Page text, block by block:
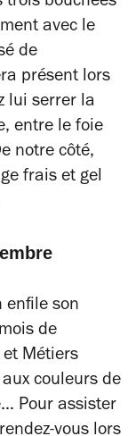
avec le
de
présent lors
lui serrer la
entre le foie
notre côté,
frais et gel
enfile son
de
et Métiers
couleurs de
Pour assister
vous lors